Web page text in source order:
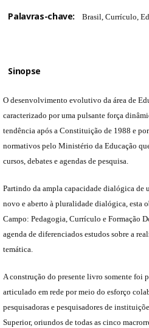
Palavras-chave: Brasil, Currículo,
Sinopse
O desenvolvimento evolutivo da área de
caracterizado por uma pulsante força
tendência após a Constituição de 1988 e
normativos pelo Ministério da Educação
cursos, debates e agendas de pesquisa.
Partindo da ampla capacidade dialógica
novo e aberto à pluralidade dialógica, esta
Campo: Pedagogia, Currículo e Formação
agenda de diferenciados estudos sobre a
temática.
A construção do presente livro somente foi
articulado em rede por meio do esforço
pesquisadoras e pesquisadores de
Superior, oriundos de todas as cinco